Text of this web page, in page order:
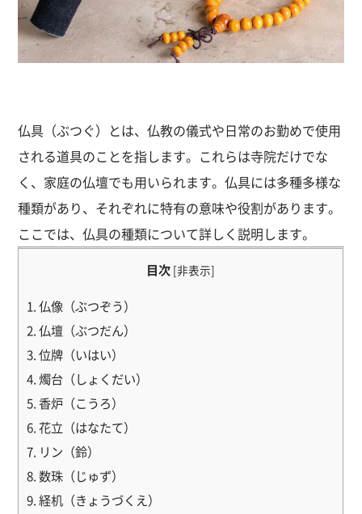
仏具（ぶつぐ）とは、仏教の儀式や日常のお勤めで使用
される道具のことを指します。これらは寺院だけでな
く、家庭の仏壇でも用いられます。仏具には多種多様な
種類があり、それぞれに特有の意味や役割があります。
ここでは、仏具の種類について詳しく説明します。
目次 [非表示]
1. 仏像（ぶつぞう）
2. 仏壇（ぶつだん）
3. 位牌（いはい）
4. 燭台（しょくだい）
5. 香炉（こうろ）
6. 花立（はなたて）
7. リン（鈴）
8. 数珠（じゅず）
9. 経机（きょうづくえ）